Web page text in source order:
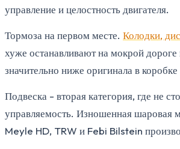
управление и целостность двигателя.
Тормоза на первом месте. Колодки,
хуже останавливают на мокрой
значительно ниже оригинала в
Подвеска - вторая категория, где не
управляемость. Изношенная шаровая
Meyle HD, TRW и Febi Bilstein